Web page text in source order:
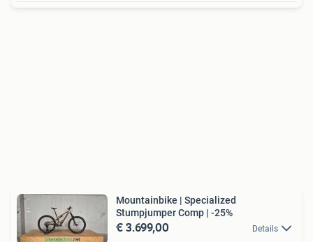
Mountainbike | Specialized
Stumpjumper Comp | -25%
€ 3.699,00 Details